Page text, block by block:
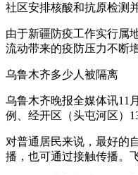
社区安排核酸和抗原检测
由于新疆防疫工作实行属
流动带来的疫防压力不断
乌鲁木齐多少人被隔离
乌鲁木齐晚报全媒体讯11
例、经开区（头屯河区）
对普通居民来说，最好的
播，也可通过接触传播。